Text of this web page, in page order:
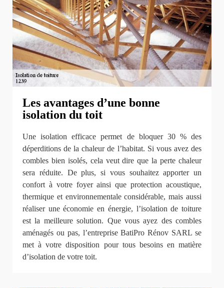
Les avantages d’une bonne
isolation du toit
Une isolation efficace permet de bloquer 30 % des
déperditions de la chaleur de l’habitat. Si vous avez des
combles bien isolés, cela veut dire que la perte chaleur
sera réduite. De plus, si vous souhaitez apporter un
confort à votre foyer ainsi que protection acoustique,
thermique et environnementale considérable, mais aussi
réaliser une économie en énergie, l’isolation de toiture
est la meilleure solution. Que vous ayez des combles
aménagés ou pas, l’entreprise BatiPro Rénov SARL se
met à votre disposition pour tous besoins en matière
d’isolation de votre toit.